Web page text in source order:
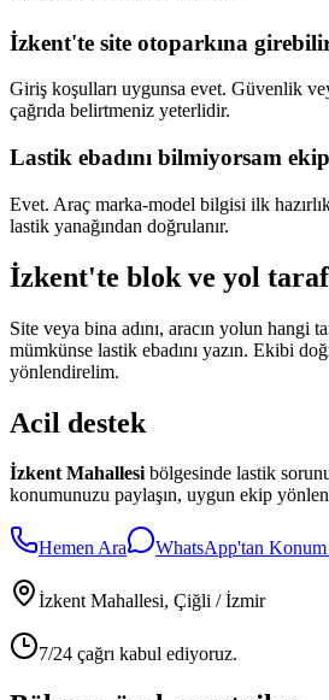
İzkent'te site otoparkına
Giriş koşulları uygunsa evet. Güvenlik
çağrıda belirtmeniz yeterlidir.
Lastik ebadını bilmiyorsam
Evet. Araç marka-model bilgisi ilk
lastik yanağından doğrulanır.
İzkent'te blok ve yol
Site veya bina adını, aracın yolun hangi
mümkünse lastik ebadını yazın. Ekibi
yönlendirelim.
Acil destek
İzkent Mahallesibölgesinde lastik
konumunuzu paylaşın, uygun ekip
Hemen Ara WhatsApp'tan
İzkent Mahallesi, Çiğli / İzmir
7/24 çağrı kabul ediyoruz.